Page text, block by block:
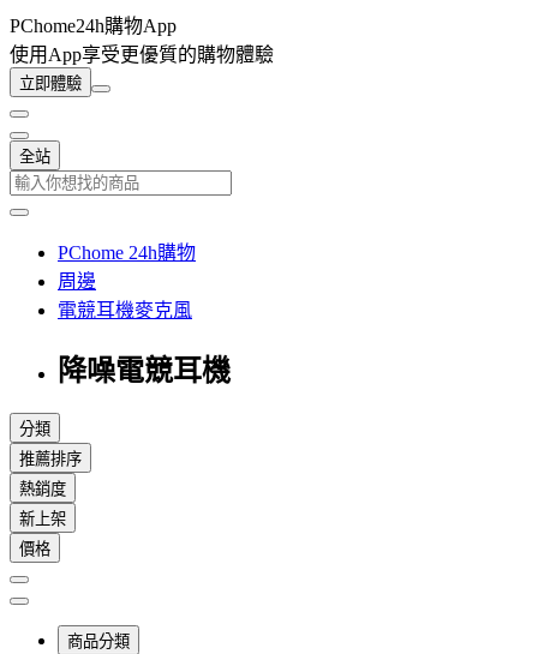
PChome24h購物App
使用App享受更優質的購物體驗
立即體驗
全站
PChome 24h購物
周邊
電競耳機麥克風
降噪電競耳機
分類
推薦排序
熱銷度
新上架
價格
商品分類